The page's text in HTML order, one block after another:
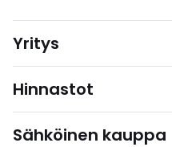
Yritys
Hinnastot
Sähköinen kauppa